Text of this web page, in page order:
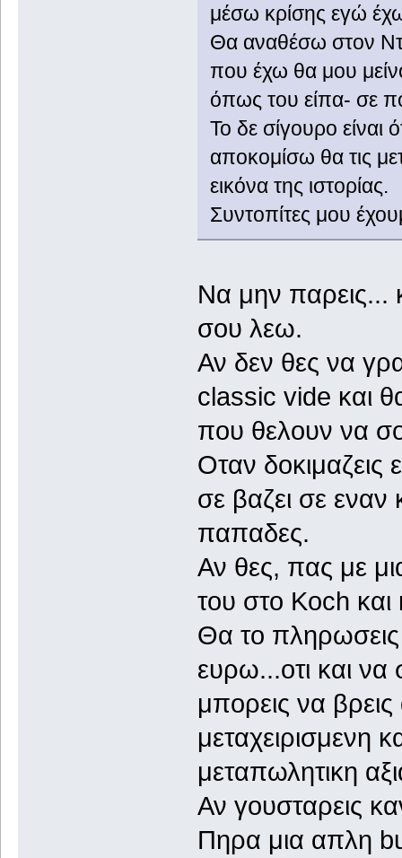
μέσω κρίσης εγώ
Θα αναθέσω στον
που έχω θα μου
όπως του είπα- σε
Το δε σίγουρο είναι
αποκομίσω θα τις
εικόνα της ιστορίας.
Συντοπίτες μου
Να μην παρεις...
σου λεω.
Αν δεν θες να
classic vide και
που θελουν να
Οταν δοκιμαζεις
σε βαζει σε
παπαδες.
Αν θες, πας με
του στο Koch και
Θα το
ευρω...οτι και να
μπορεις να
μεταχειρισμενη
μεταπωλητικη
Αν γουσταρεις
Πηρα μια απλη